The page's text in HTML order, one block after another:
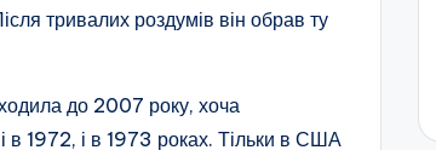
тривалих роздумів він обрав ту
до 2007 року, хоча
в 1972, і в 1973 роках. Тільки в США